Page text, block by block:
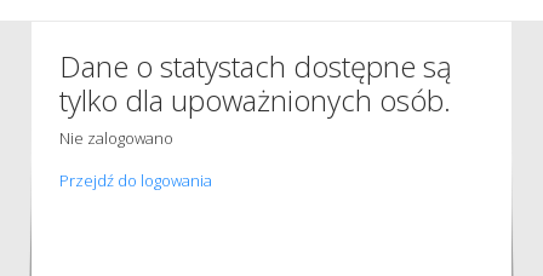
Dane o statystach dostępne są
tylko dla upoważnionych osób.
Nie zalogowano
Przejdź do logowania